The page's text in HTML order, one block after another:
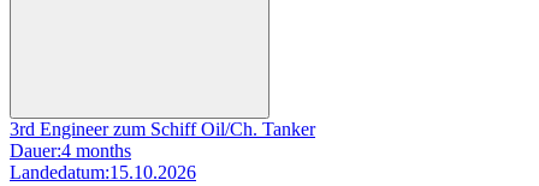
3rd Engineer zum Schiff Oil/Ch. Tanker
Dauer:4 months
Landedatum:15.10.2026